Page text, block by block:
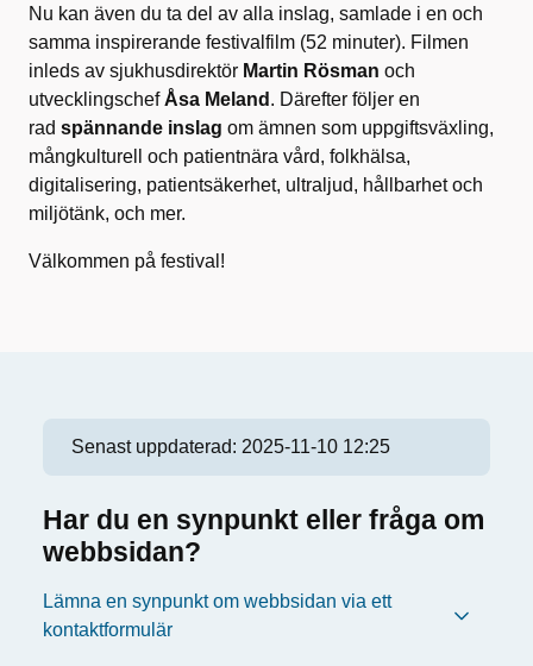
Nu kan även du ta del av alla inslag, samlade i en och
samma inspirerande festivalfilm (52 minuter). Filmen
inleds av sjukhusdirektör Martin Rösman och
utvecklingschefÅsa Meland . Därefter följer en
rad spännande inslag om ämnen som uppgiftsväxling,
mångkulturell och patientnära vård, folkhälsa,
digitalisering, patientsäkerhet, ultraljud, hållbarhet och
miljötänk, och mer.
Välkommen på festival!
Senast uppdaterad: 2025-11-10 12:25
Har du en synpunkt eller fråga om
webbsidan?
Lämna en synpunkt om webbsidan via ett
kontaktformulär